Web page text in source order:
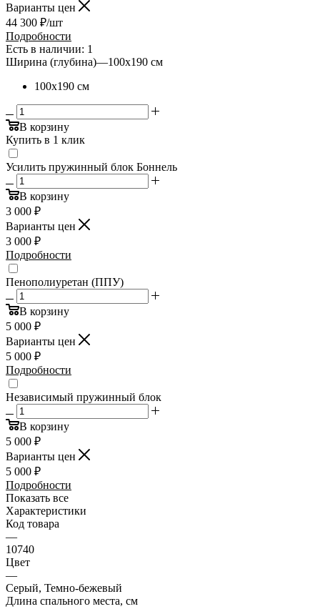
Варианты цен
44 300 ₽/шт
Подробности
Есть в наличии: 1
Ширина (глубина)—100х190 см
100х190 см
В корзину
Купить в 1 клик
Усилить пружинный блок Боннель
В корзину
3 000 ₽
Варианты цен
3 000 ₽
Подробности
Пенополиуретан (ППУ)
В корзину
5 000 ₽
Варианты цен
5 000 ₽
Подробности
Независимый пружинный блок
В корзину
5 000 ₽
Варианты цен
5 000 ₽
Подробности
Показать все
Характеристики
Код товара
—
10740
Цвет
—
Серый, Темно-бежевый
Длина спального места, см